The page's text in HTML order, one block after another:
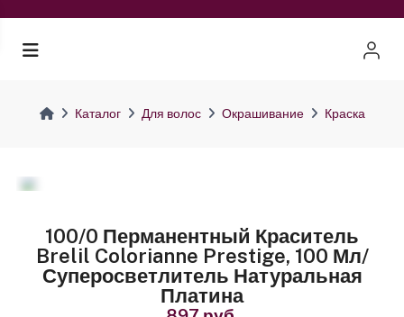
Каталог Для волос Окрашивание Краска
100/0 Перманентный Краситель
Brelil Colorianne Prestige, 100 Мл/
Суперосветлитель Натуральная
Платина